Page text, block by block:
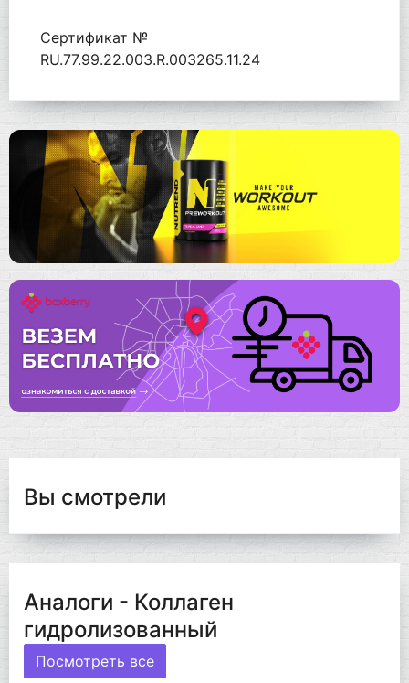
Сертификат №
RU.77.99.22.003.R.003265.11.24
Вы смотрели
Аналоги - Коллаген
гидролизованный
Посмотреть все